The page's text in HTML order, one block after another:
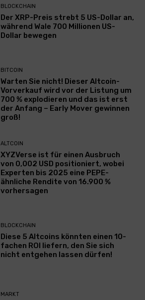
BLOCKCHAIN
Der XRP-Preis strebt 5 US-Dollar an,
während Wale 700 Millionen US-
Dollar bewegen
BITCOIN
Warten Sie nicht! Dieser Altcoin-
Vorverkauf wird vor der Listung um
700 % explodieren und das ist erst
der Anfang – Early Mover gewinnen
groß!
ALTCOIN
XYZVerse ist für einen Ausbruch
von 0,002 USD positioniert, wobei
Experten bis 2025 eine PEPE-
ähnliche Rendite von 16.900 %
vorhersagen
BLOCKCHAIN
Diese 5 Altcoins könnten einen 10-
fachen ROI liefern, den Sie sich
nicht entgehen lassen dürfen!
MARKT